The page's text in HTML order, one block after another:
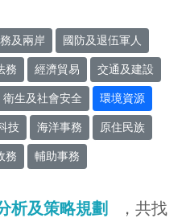
及兩岸 國防及退伍軍人
務 經濟貿易 交通及建設
衛生及社會安全 環境資源
技 海洋事務 原住民族
務 輔助事務
析及策略規劃
，共找